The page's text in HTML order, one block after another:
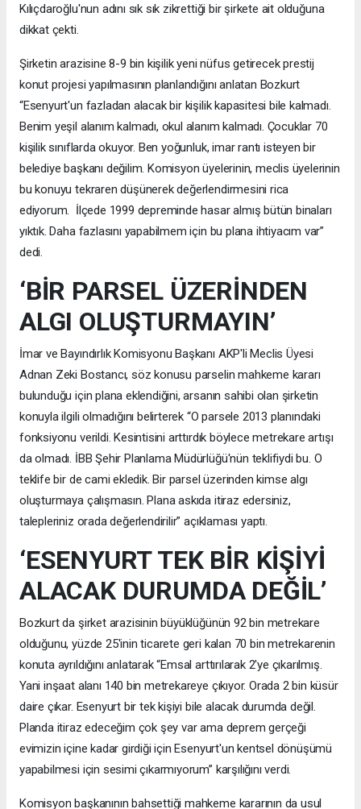
Kılıçdaroğlu'nun adını sık sık zikrettiği bir şirkete ait olduğuna
dikkat çekti.
Şirketin arazisine 8-9 bin kişilik yeni nüfus getirecek prestij
konut projesi yapılmasının planlandığını anlatan Bozkurt
“Esenyurt'un fazladan alacak bir kişilik kapasitesi bile kalmadı.
Benim yeşil alanım kalmadı, okul alanım kalmadı. Çocuklar 70
kişilik sınıflarda okuyor. Ben yoğunluk, imar rantı isteyen bir
belediye başkanı değilim. Komisyon üyelerinin, meclis üyelerinin
bu konuyu tekraren düşünerek değerlendirmesini rica
ediyorum. İlçede 1999 depreminde hasar almış bütün binaları
yıktık. Daha fazlasını yapabilmem için bu plana ihtiyacım var”
dedi.
‘BİR PARSEL ÜZERİNDEN
ALGI OLUŞTURMAYIN’
İmar ve Bayındırlık Komisyonu Başkanı AKP'li Meclis Üyesi
Adnan Zeki Bostancı, söz konusu parselin mahkeme kararı
bulunduğu için plana eklendiğini, arsanın sahibi olan şirketin
konuyla ilgili olmadığını belirterek “O parsele 2013 planındaki
fonksiyonu verildi. Kesintisini arttırdık böylece metrekare artışı
da olmadı. İBB Şehir Planlama Müdürlüğü'nün teklifiydi bu. O
teklife bir de cami ekledik. Bir parsel üzerinden kimse algı
oluşturmaya çalışmasın. Plana askıda itiraz edersiniz,
talepleriniz orada değerlendirilir” açıklaması yaptı.
‘ESENYURT TEK BİR KİŞİYİ
ALACAK DURUMDA DEĞİL’
Bozkurt da şirket arazisinin büyüklüğünün 92 bin metrekare
olduğunu, yüzde 25'inin ticarete geri kalan 70 bin metrekarenin
konuta ayrıldığını anlatarak “Emsal arttırılarak 2'ye çıkarılmış.
Yani inşaat alanı 140 bin metrekareye çıkıyor. Orada 2 bin küsür
daire çıkar. Esenyurt bir tek kişiyi bile alacak durumda değil.
Planda itiraz edeceğim çok şey var ama deprem gerçeği
evimizin içine kadar girdiği için Esenyurt'un kentsel dönüşümü
yapabilmesi için sesimi çıkarmıyorum” karşılığını verdi.
Komisyon başkanının bahsettiği mahkeme kararının da usul